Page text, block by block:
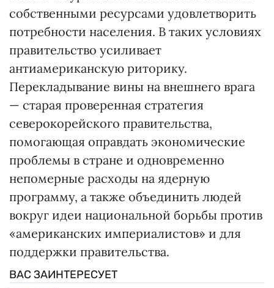
собственными ресурсами удовлетворить
потребности населения. В таких условиях
правительство усиливает
антиамериканскую риторику.
Перекладывание вины на внешнего врага
— старая проверенная стратегия
северокорейского правительства,
помогающая оправдать экономические
проблемы в стране и одновременно
непомерные расходы на ядерную
программу, а также объединить людей
вокруг идеи национальной борьбы против
«американских империалистов» и для
поддержки правительства.
ВАС ЗАИНТЕРЕСУЕТ